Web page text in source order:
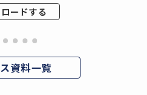
ードする
資料一覧